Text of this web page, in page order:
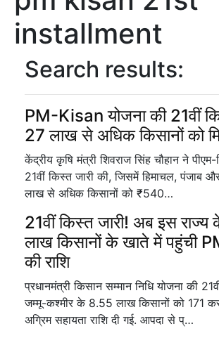
installment
Search results:
PM-Kisan योजना की 21वीं
27 लाख से अधिक किसानों को
केंद्रीय कृषि मंत्री शिवराज सिंह चौहान ने
21वीं किस्त जारी की, जिसमें हिमाचल, पंजाब
लाख से अधिक किसानों को ₹540…
21वीं किस्त जारी! अब इस
लाख किसानों के खाते में पहुंची
की राशि
प्रधानमंत्री किसान सम्मान निधि योजना की
जम्मू-कश्मीर के 8.55 लाख किसानों को 171
अग्रिम सहायता राशि दी गई. आपदा से प्…